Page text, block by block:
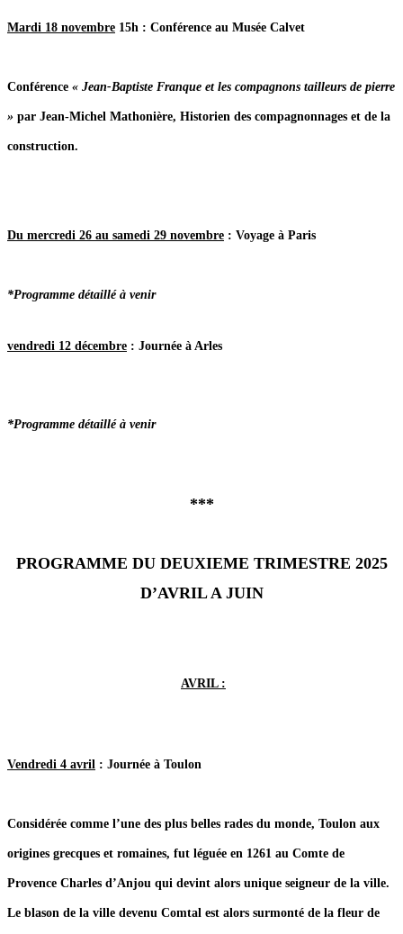
Mardi 18 novembre 15h : Conférence au Musée Calvet
Conférence « Jean-Baptiste Franque et les compagnons tailleurs de pierre
» par Jean-Michel Mathonière, Historien des compagnonnages et de la
construction.
Du mercredi 26 au samedi 29 novembre : Voyage à Paris
*Programme détaillé à venir
vendredi 12 décembre : Journée à Arles
*Programme détaillé à venir
***
PROGRAMME DU DEUXIEME TRIMESTRE 2025
D’AVRIL A JUIN
AVRIL :
Vendredi 4 avril : Journée à Toulon
Considérée comme l’une des plus belles rades du monde, Toulon aux
origines grecques et romaines, fut léguée en 1261 au Comte de
Provence Charles d’Anjou qui devint alors unique seigneur de la ville.
Le blason de la ville devenu Comtal est alors surmonté de la fleur de